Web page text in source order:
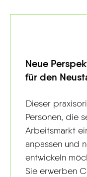
Neue
für den
Dieser
Personen, die
Arbeitsmarkt
anpassen und
entwickeln
Sie erwerben